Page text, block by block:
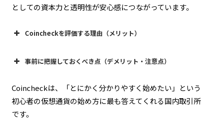
としての資本力と透明性が安心感につながっています。
Coincheckを評価する理由（メリット）
事前に把握しておくべき点（デメリット・注意点）
Coincheckは、「とにかく分かりやすく始めたい」という
初心者の仮想通貨の始め方に最も答えてくれる国内取引所
です。